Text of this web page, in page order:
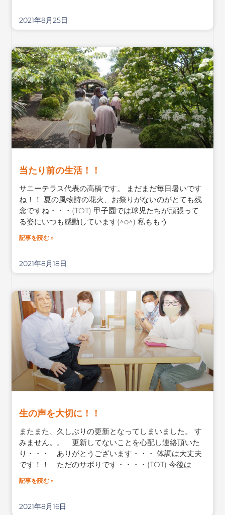
2021年8月25日
当たり前の生活！！
サニーテラス代表の高橋です。 まだまだ毎日暑いです
ね！！ 夏の風物詩の花火、お祭りがないのがとても残
念ですね・・・(TOT) 甲子園では球児たちが頑張って
る姿にいつも感動しています(^o^) 私ももう
記事を読む »
2021年8月18日
生の声を大切に！！
またまた、久しぶりの更新となってしまいました。 す
みません。。 更新してないことを心配し連絡頂いた
り・・・ ありがとうございます・・・ 体調は大丈夫
です！！ ただのサボりです・・・・(TOT) 今後は
記事を読む »
2021年8月16日